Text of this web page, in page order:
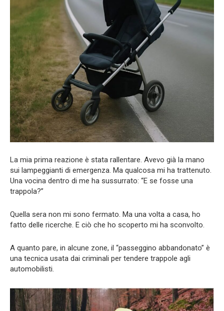
La mia prima reazione è stata rallentare. Avevo già la mano
sui lampeggianti di emergenza. Ma qualcosa mi ha trattenuto.
Una vocina dentro di me ha sussurrato: “E se fosse una
trappola?”
Quella sera non mi sono fermato. Ma una volta a casa, ho
fatto delle ricerche. E ciò che ho scoperto mi ha sconvolto.
A quanto pare, in alcune zone, il “passeggino abbandonato” è
una tecnica usata dai criminali per tendere trappole agli
automobilisti.